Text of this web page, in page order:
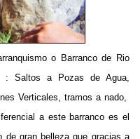
o Barranco de Rio
: Saltos a Pozas de Agua,
Verticales, tramos a nado,
a este barranco es el
de gran belleza que gracias a